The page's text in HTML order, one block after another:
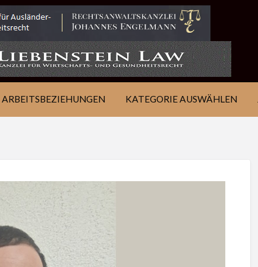
JOB
FINDEN
ÜBER
WSJ
KONTAKT
ARBEITSBEZIEHUNGEN KATEGORIE AUSWÄHLEN